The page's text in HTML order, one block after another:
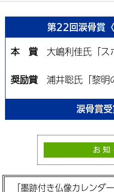
第22回涙骨賞〈
本 賞 大嶋利佳氏「ス
奨励賞 浦井聡氏「黎明
涙骨賞
「墨跡付き仏像カレン